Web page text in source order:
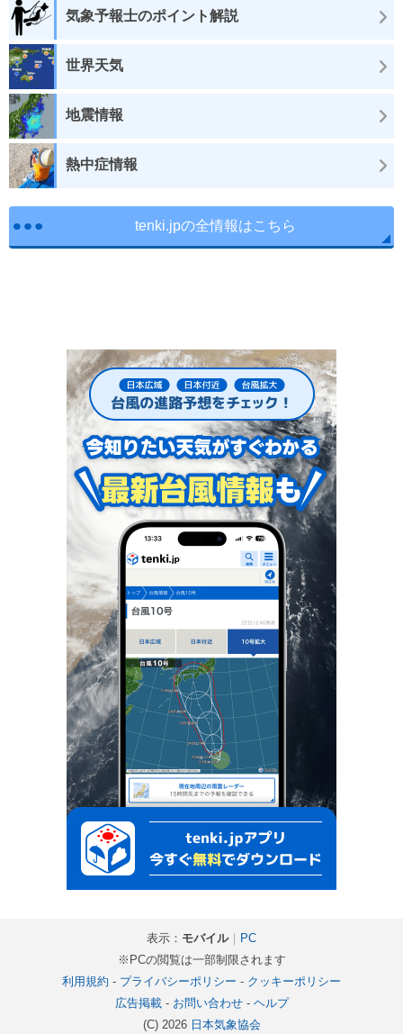
気象予報士のポイント解説
世界天気
地震情報
熱中症情報
tenki.jpの全情報はこちら
表示： モバイル｜
PC
※PCの閲覧は一部制限されます
利用規約 - プライバシーポリシー - クッキーポリシー
広告掲載- お問い合わせ- ヘルプ
(C) 2026 日本気象協会